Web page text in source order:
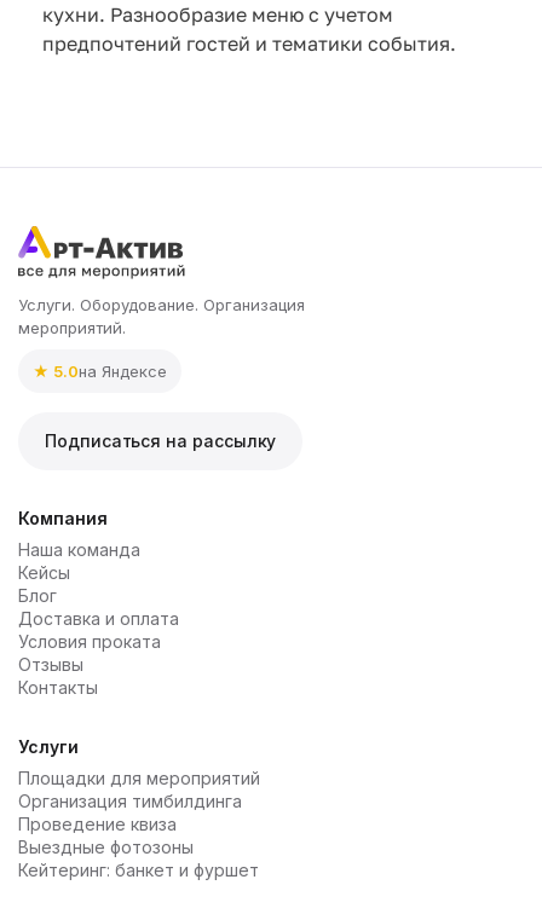
кухни. Разнообразие меню с учетом
предпочтений гостей и тематики события.
Услуги. Оборудование. Организация
мероприятий.
★ 5.0на Яндексе
Подписаться на рассылку
Компания
Наша команда
Кейсы
Блог
Доставка и оплата
Условия проката
Отзывы
Контакты
Услуги
Площадки для мероприятий
Организация тимбилдинга
Проведение квиза
Выездные фотозоны
Кейтеринг: банкет и фуршет